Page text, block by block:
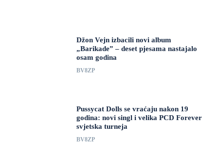
Džon Vejn izbacili novi album
„Barikade” – deset pjesama nastajalo
osam godina
BV8ZP
Pussycat Dolls se vraćaju nakon 19
godina: novi singl i velika PCD Forever
svjetska turneja
BV8ZP